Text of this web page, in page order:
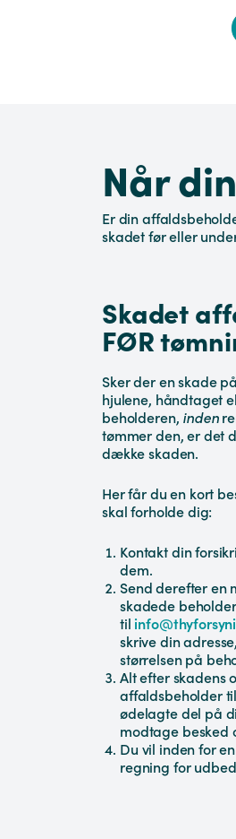
Når
Er din
skadet før eller
Skadet
FØR
Sker der en skade
hjulene, håndtaget
beholderen, inden
tømmer den, er det
dække skaden.
Her får du en kort
skal forholde dig:
Kontakt din
dem.
Send derefter en
skadede beholder
til
skrive din
størrelsen på
Alt efter skadens
affaldsbeholder
ødelagte del på
modtage besked
Du vil inden for
regning for